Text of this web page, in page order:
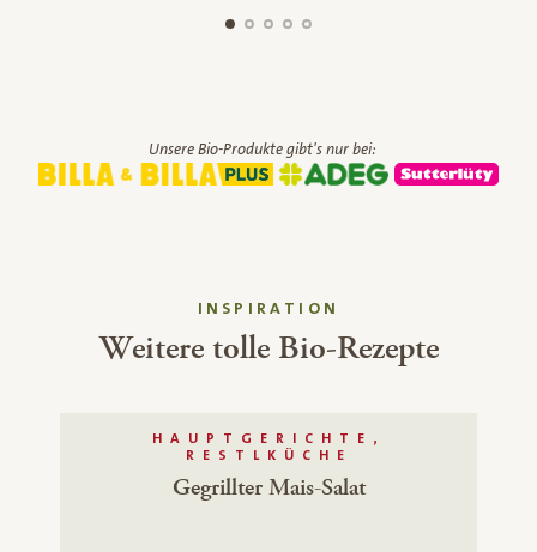
Unsere Bio-Produkte gibt's nur bei:
INSPIRATION
Weitere tolle Bio-Rezepte
HAUPTGERICHTE,
RESTLKÜCHE
Gegrillter Mais-Salat